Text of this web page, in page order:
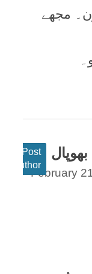
مجھے
Post
author
February